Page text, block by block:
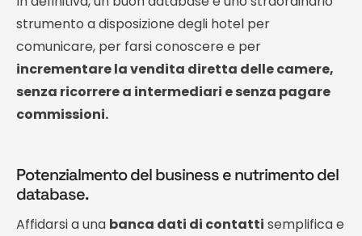
strumento a disposizione degli hotel per
comunicare, per farsi conoscere e per
incrementare la vendita diretta delle camere,
senza ricorrere a intermediari e senza pagare
commissioni.
Potenzialmento del business e nutrimento del
database.
Affidarsi a una banca dati di contatti semplifica e